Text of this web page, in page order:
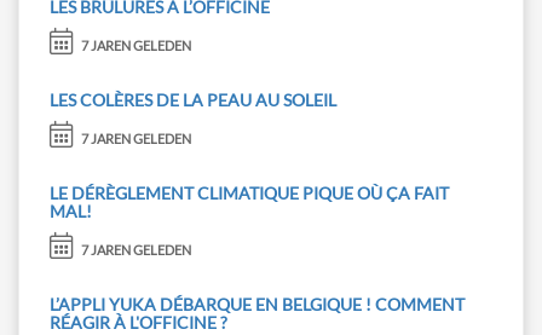
LES BRÛLURES À L’OFFICINE
7 JAREN GELEDEN
LES COLÈRES DE LA PEAU AU SOLEIL
7 JAREN GELEDEN
LE DÉRÈGLEMENT CLIMATIQUE PIQUE OÙ ÇA FAIT
MAL!
7 JAREN GELEDEN
L’APPLI YUKA DÉBARQUE EN BELGIQUE ! COMMENT
RÉAGIR À L'OFFICINE ?